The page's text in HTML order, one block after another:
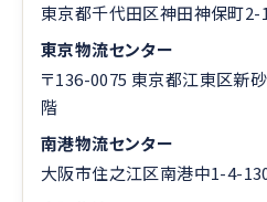
東京都千代田区神田神保町2-
東京物流センター
〒136-0075 東京都江東区新
階
南港物流センター
大阪市住之江区南港中1-4-